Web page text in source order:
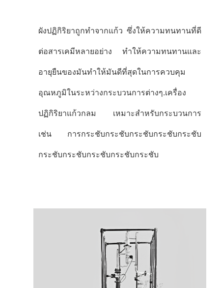
ผังปฏิกิริยาถูกทําจากแก้ว ซึ่งให้ความทนทานที่ดี
ต่อสารเคมีหลายอย่าง ทําให้ความทนทานและ
อายุยืนของมันทําให้มันดีที่สุดในการควบคุม
อุณหภูมิในระหว่างกระบวนการต่างๆ.เครื่อง
ปฏิกิริยาแก้วกลม เหมาะสําหรับกระบวนการ
เช่น การกระชับกระชับกระชับกระชับกระชับ
กระชับกระชับกระชับกระชับกระชับ